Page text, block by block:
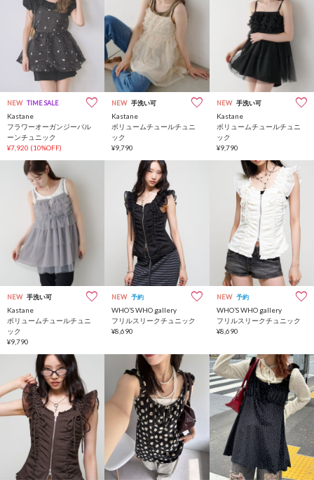
NEW TIME SALE
Kastane
フラワーオーガンジーバル
ーンチュニック
¥7,920 (10%OFF)
NEW 手洗い可
Kastane
ボリュームチュールチュニ
ック
¥9,790
NEW 手洗い可
Kastane
ボリュームチュールチュニ
ック
¥9,790
NEW 手洗い可
Kastane
ボリュームチュールチュニ
ック
¥9,790
NEW 予約
WHO’S WHO gallery
フリルスリークチュニック
¥8,690
NEW 予約
WHO’S WHO gallery
フリルスリークチュニック
¥8,690